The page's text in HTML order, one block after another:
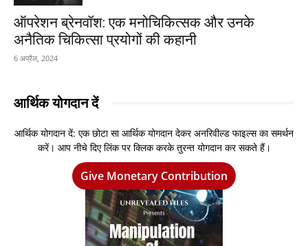
ऑपरेशन ब्रेनवॉश: एक मनोचिकित्सक और उनके
अनैतिक चिकित्सा प्रयोगों की कहानी
6 अप्रैल, 2024
आर्थिक योगदान दें
आर्थिक योगदान दें: एक छोटा सा आर्थिक योगदान देकर अनरिवील्ड फाइल्स का समर्थन
करें। आप नीचे दिए लिंक पर क्लिक करके तुरन्त योगदान कर सकते हैं।
Give Monetary Contribution